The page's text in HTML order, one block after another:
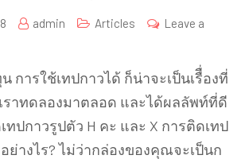
admin Articles
Leave a
การใช้เทปกาวได้ ก็น่าจะเป็นเรืื่องที่
ราทดลองมาตลอด และได้ผลลัพท์ที่ดี
ปกาวรูปตัว H คะ และ X การติดเทป
ย่างไร? ไม่ว่ากล่องของคุณจะเป็นก